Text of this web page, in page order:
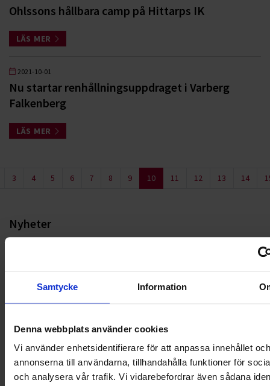
Samtycke Information
Denna webbplats använder cookies
Vi använder enhetsidentifierare för att anpassa innehållet och
annonserna till användarna, tillhandahålla funktioner för
och analysera vår trafik. Vi vidarebefordrar även sådana
Ohlssons hållbara camp på Hittarps IK
LÄS MER
2021-10-01
Nu startar renhållningsuppdraget i Varberg
Falkenberg
LÄS MER
3 4 5 6 7 8 9 10 11 12 13 14
Nyheter
HÅLLBARHET
OHLSSONS REGION MITT